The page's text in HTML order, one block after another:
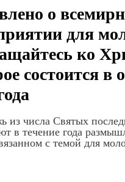
о
для
ко
состоится в
из числа Святых
в течение года
с темой для